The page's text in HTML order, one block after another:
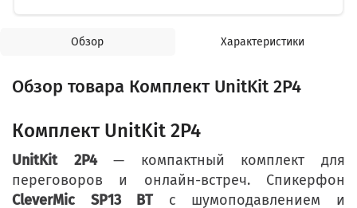
Обзор Характеристики
Обзор товара Комплект UnitKit 2P4
Комплект UnitKit 2P4
UnitKit 2P4— компактный комплект для
переговоров и онлайн-встреч. Спикерфон
CleverMic SP13 BTс шумоподавлением и